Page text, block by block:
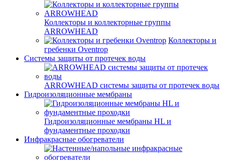
Коллекторы и коллекторные группы
ARROWHEAD
Коллекторы и
гребенки Oventrop
Системы защиты от протечек воды
ARROWHEAD системы защиты от протечек воды
Гидроизоляционные мембраны
Гидроизоляционные мембраны HL и
фундаментные проходки
Инфракрасные обогреватели